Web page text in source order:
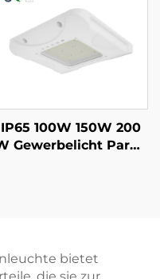
ärkte
IP65 100W 150W 200
Gewerbelicht Parkg
bietet